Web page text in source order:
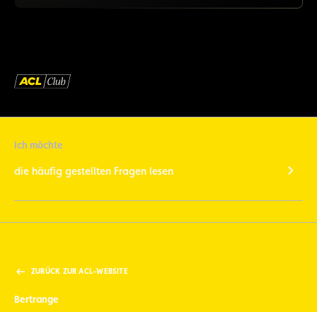
Ich möchte
die häufig gestellten Fragen lesen
ZURÜCK ZUR ACL-WEBSITE
Bertrange